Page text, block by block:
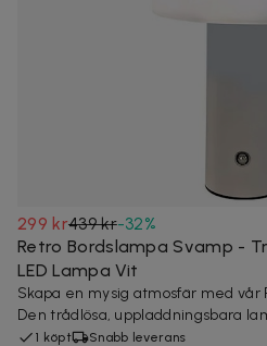
299 kr439 kr-32%
Retro Bordslampa Svamp -
LED Lampa Vit
Skapa en mysig atmosfär med vår
Den trådlösa, uppladdningsbara
1 köpt Snabb leverans